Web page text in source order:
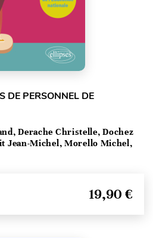
DE PERSONNEL DE
Derache Christelle, Dochez
Jean-Michel, Morello Michel,
19,90 €